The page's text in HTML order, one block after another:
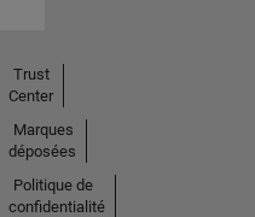
Trust
Center
Marques
déposées
Politique de
confidentialité